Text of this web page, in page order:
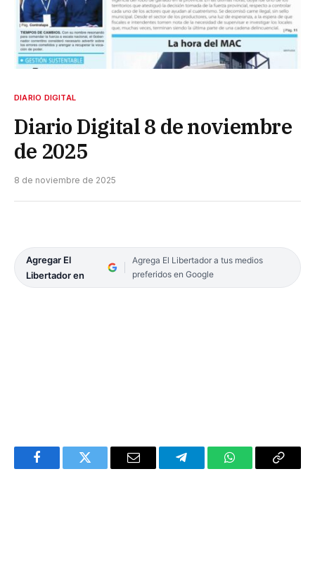
DIARIO DIGITAL
Diario Digital 8 de noviembre
de 2025
8 de noviembre de 2025
Agregar El
Libertador en
Agrega El Libertador a tus medios
preferidos en Google
FacebookTwitter Email TelegramWhatsAppCopy